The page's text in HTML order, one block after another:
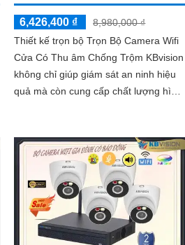
6,426,400 ₫
8,980,000 ₫
Thiết kế trọn bộ Trọn Bộ Camera Wifi
Cửa Có Thu âm Chống Trộm KBvision
không chỉ giúp giám sát an ninh hiệu
quả mà còn cung cấp chất lượng hình